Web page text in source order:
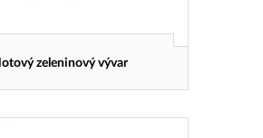
zeleninový vývar